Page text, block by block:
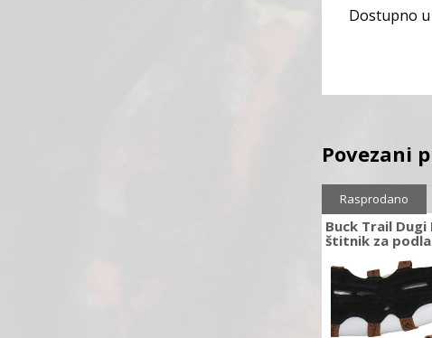
Dostupno
Povezani
Buck Trail Dugi
štitnik za
Rasprodano